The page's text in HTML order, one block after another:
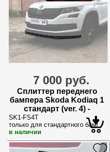
7 000 руб.
Сплиттер переднего
бампера Skoda Kodiaq 1
стандарт (ver. 4) -
текстурный
SK1-FS4T
только для стандартного бампера
в наличии